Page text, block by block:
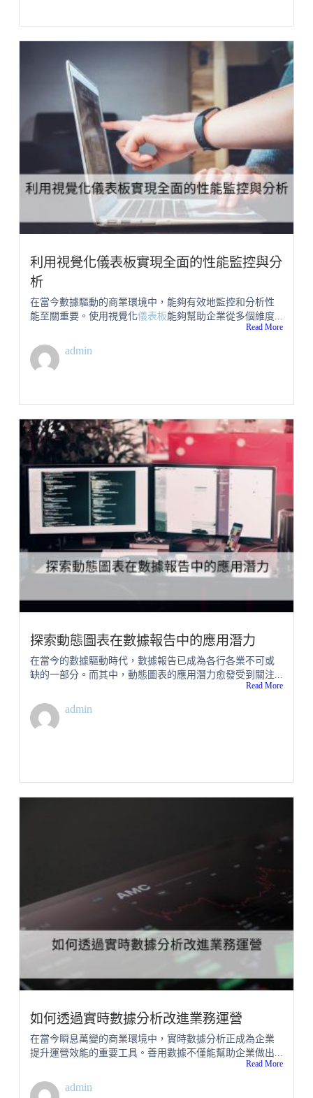
利用視覺化儀表板實現全面的性能監控與分
析
在當今數據驅動的商業環境中，能夠有效地監控和分析性
能至關重要。使用視覺化儀表板能夠幫助企業從多個維度...
Read More
admin
探索動態圖表在數據報告中的應用潛力
在當今的數據驅動時代，數據報告已成為各行各業不可或
缺的一部分。而其中，動態圖表的應用潛力愈發受到關注...
Read More
admin
如何透過實時數據分析改進業務運營
在當今瞬息萬變的商業環境中，實時數據分析正成為企業
提升運營效能的重要工具。善用數據不僅能幫助企業做出...
Read More
admin